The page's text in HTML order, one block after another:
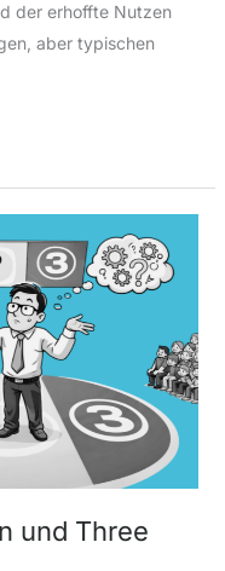
der erhoffte Nutzen
aber typischen
und Three